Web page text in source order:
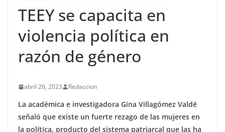
TEEY se capacita en
violencia política en
razón de género
abril 26, 2023 Redaccion
La académica e investigadora Gina Villagómez Valdé
señaló que existe un fuerte rezago de las mujeres en
la política, producto del sistema patriarcal que las ha